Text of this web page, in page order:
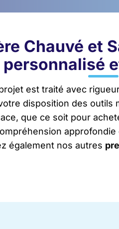
Chauvé et
personnalisé
est traité avec
disposition des outils
que ce soit pour
également nos autres